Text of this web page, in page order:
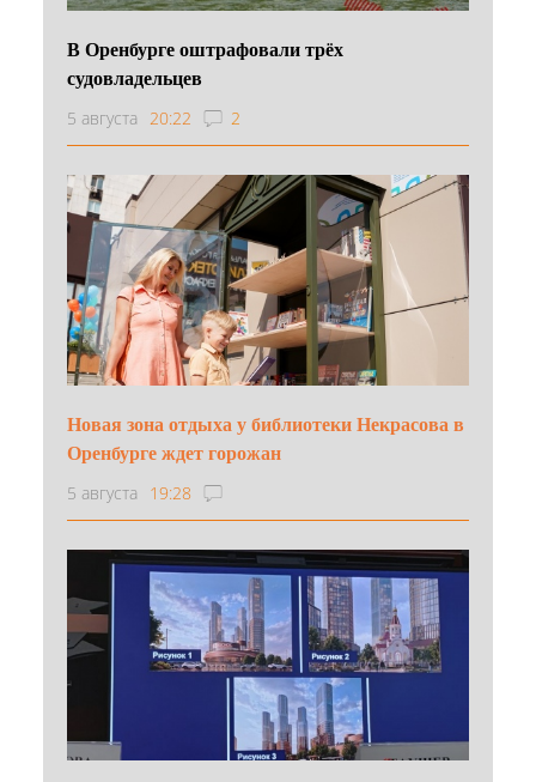
В Оренбурге оштрафовали трёх
судовладельцев
5 августа 20:22 2
Новая зона отдыха у библиотеки Некрасова в
Оренбурге ждет горожан
5 августа 19:28